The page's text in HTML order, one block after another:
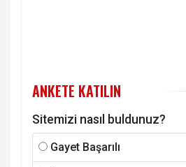
ANKETE KATILIN
Sitemizi nasıl buldunuz?
Gayet Başarılı